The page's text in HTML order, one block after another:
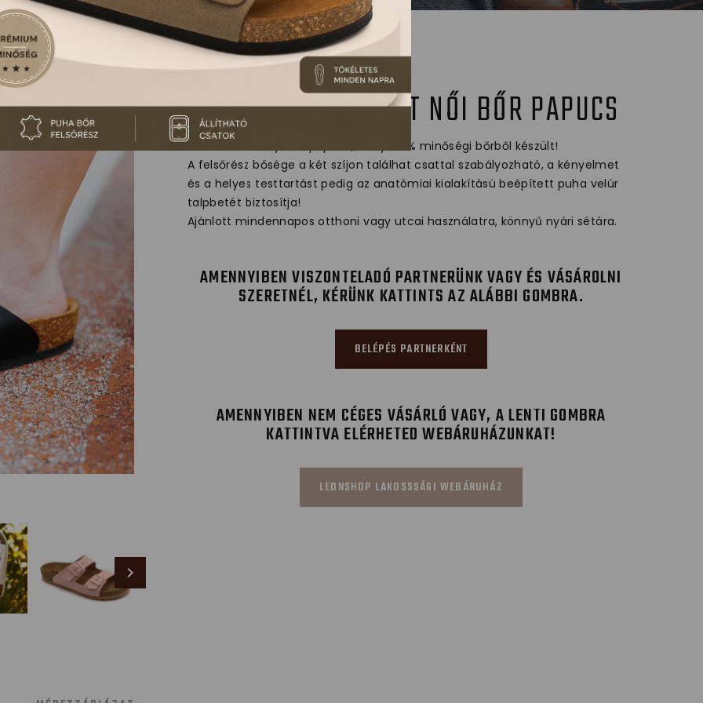
4010 LEON COMFORT NŐI BŐR PAPUCS
Dekoratív női nyitott papucs, mely 100% minőségi bőrből készült!
A felsőrész bősége a két szíjon találhat csattal szabályozható, a kényelmet
és a helyes testtartást pedig az anatómiai kialakítású beépített puha velúr
talpbetét biztosítja!
Ajánlott mindennapos otthoni vagy utcai használatra, könnyű nyári sétára.
AMENNYIBEN VISZONTELADÓ PARTNERÜNK VAGY ÉS VÁSÁROLNI
SZERETNÉL, KÉRÜNK KATTINTS AZ ALÁBBI GOMBRA.
BELÉPÉS PARTNERKÉNT
AMENNYIBEN NEM CÉGES VÁSÁRLÓ VAGY, A LENTI GOMBRA
KATTINTVA ELÉRHETED WEBÁRUHÁZUNKAT!
LEONSHOP LAKOSSSÁGI WEBÁRUHÁZ